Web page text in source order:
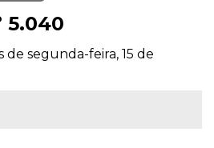
5.040
segunda-feira, 15 de